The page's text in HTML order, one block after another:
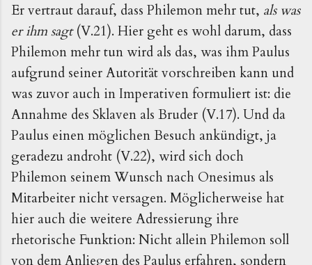
Er vertraut darauf, dass Philemon mehr tut, als was
er ihm sagt(V.21). Hier geht es wohl darum, dass
Philemon mehr tun wird als das, was ihm Paulus
aufgrund seiner Autorität vorschreiben kann und
was zuvor auch in Imperativen formuliert ist: die
Annahme des Sklaven als Bruder (V.17). Und da
Paulus einen möglichen Besuch ankündigt, ja
geradezu androht (V.22), wird sich doch
Philemon seinem Wunsch nach Onesimus als
Mitarbeiter nicht versagen. Möglicherweise hat
hier auch die weitere Adressierung ihre
rhetorische Funktion: Nicht allein Philemon soll
von dem Anliegen des Paulus erfahren, sondern